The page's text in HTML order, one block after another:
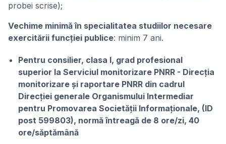
probei scrise);
Vechime minimă în specialitatea studiilor necesare
exercitării funcției publice: minim 7 ani.
Pentru consilier, clasa I, grad profesional
superior la Serviciul monitorizare PNRR - Direcția
monitorizare și raportare PNRR din cadrul
Direcției generale Organismului Intermediar
pentru Promovarea Societății Informaționale, (ID
post 599803), normă întreagă de 8 ore/zi, 40
ore/săptămână